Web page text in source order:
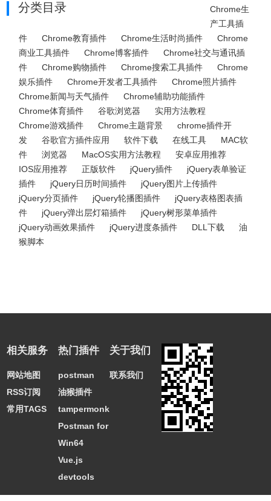
分类目录
Chrome生
产工具插
件
Chrome教育插件 Chrome生活时尚插件
Chrome
商业工具插件
Chrome博客插件
Chrome社交与通讯插
件
Chrome购物插件 Chrome搜索工具插件
Chrome
娱乐插件
Chrome开发者工具插件
Chrome照片插件
Chrome新闻与天气插件
Chrome辅助功能插件
Chrome体育插件
谷歌浏览器
实用方法教程
Chrome游戏插件
Chrome主题背景
chrome插件开
发
谷歌官方插件应用 软件下载 在线工具
MAC软
件
浏览器 MacOS实用方法教程
安卓应用推荐
IOS应用推荐
正版软件 jQuery插件
jQuery表单验证
插件
jQuery日历时间插件
jQuery图片上传插件
jQuery分页插件
jQuery轮播图插件
jQuery表格图表插
件
jQuery弹出层灯箱插件
jQuery树形菜单插件
jQuery动画效果插件
jQuery进度条插件 DLL下载
油
猴脚本
相关服务
网站地图
RSS订阅
常用TAGS
热门插件
postman
油猴插件
tampermonkey
Postman for
Win64
Vue.js
devtools
关于我们
联系我们